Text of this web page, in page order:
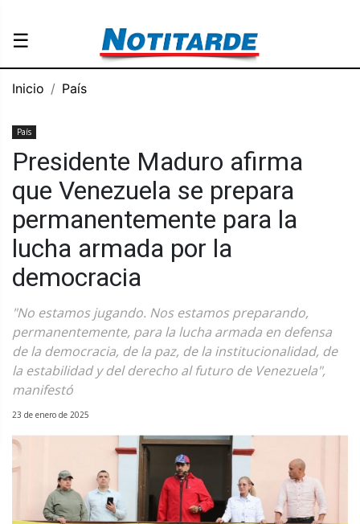
☰
Inicio País
País
Presidente Maduro afirma
que Venezuela se prepara
permanentemente para la
lucha armada por la
democracia
"No estamos jugando. Nos estamos preparando,
permanentemente, para la lucha armada en defensa
de la democracia, de la paz, de la institucionalidad, de
la estabilidad y del derecho al futuro de Venezuela",
manifestó
23 de enero de 2025